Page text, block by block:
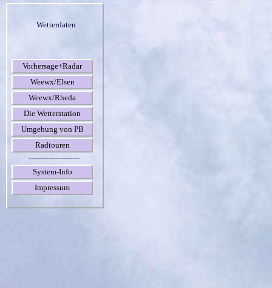
Wetterdaten
Vorhersage+Radar
Weewx/Elsen
Weewx/Rheda
Die Wetterstation
Umgebung von PB
Radtouren
---------------------
System-Info
Impressum